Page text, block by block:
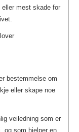
mest skade for
bestemmelse om
eller skape noe
veiledning som er
og som hjelper en